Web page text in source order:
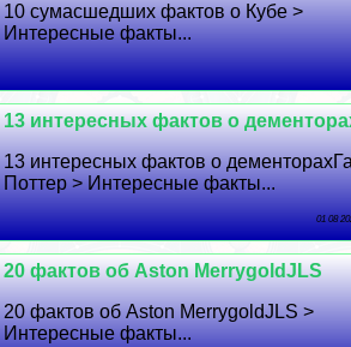
10 cyмacшедших фактов о Кубе >
Интересные факты...
13 интересных фактов о
13 интересных фактов о
Поттер > Интересные факты...
01 08
20 фактов об Aston MerrygoldJLS
20 фактов об Aston MerrygoldJLS >
Интересные факты...